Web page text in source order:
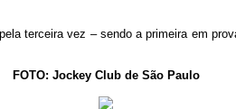
terceira vez – sendo a primeira em
FOTO: Jockey Club de São Paulo